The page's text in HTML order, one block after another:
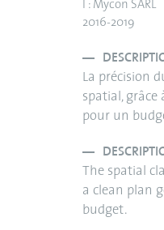
I : Mycon SARL
2016-2019
La précision
spatial, grâce
pour un
The spatial
a clean plan
budget.